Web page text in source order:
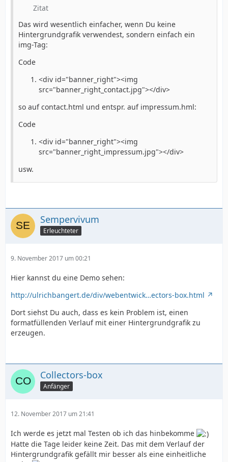
text-align:center;
}
#menue a {
text-decoration:none;
}
.menue_button {
heigt:33px;
background:url(menue_hover.png) no-repeat;
}
font-size:16px;
font-family:arial;
margin: 0px;
Zitat
Das wird wesentlich einfacher, wenn Du keine
Hintergrundgrafik verwendest, sondern einfach ein
img-Tag:
Code
<div id="banner_right"><img
src="banner_right_contact.jpg"></div>
so auf contact.html und entspr. auf impressum.hml:
Code
<div id="banner_right"><img
src="banner_right_impressum.jpg"></div>
usw.
Sempervivum
Erleuchteter
9. November 2017 um 00:21
Hier kannst du eine Demo sehen:
http://ulrichbangert.de/div/webentwick…ectors-box.html
Dort siehst Du auch, dass es kein Problem ist, einen
formatfüllenden Verlauf mit einer Hintergrundgrafik zu
erzeugen.
Collectors-box
Anfänger
12. November 2017 um 21:41
Ich werde es jetzt mal Testen ob ich das hinbekomme
Hatte die Tage leider keine Zeit. Das mit dem Verlauf der
Hintergrundgrafik gefällt mir besser als eine einheitliche